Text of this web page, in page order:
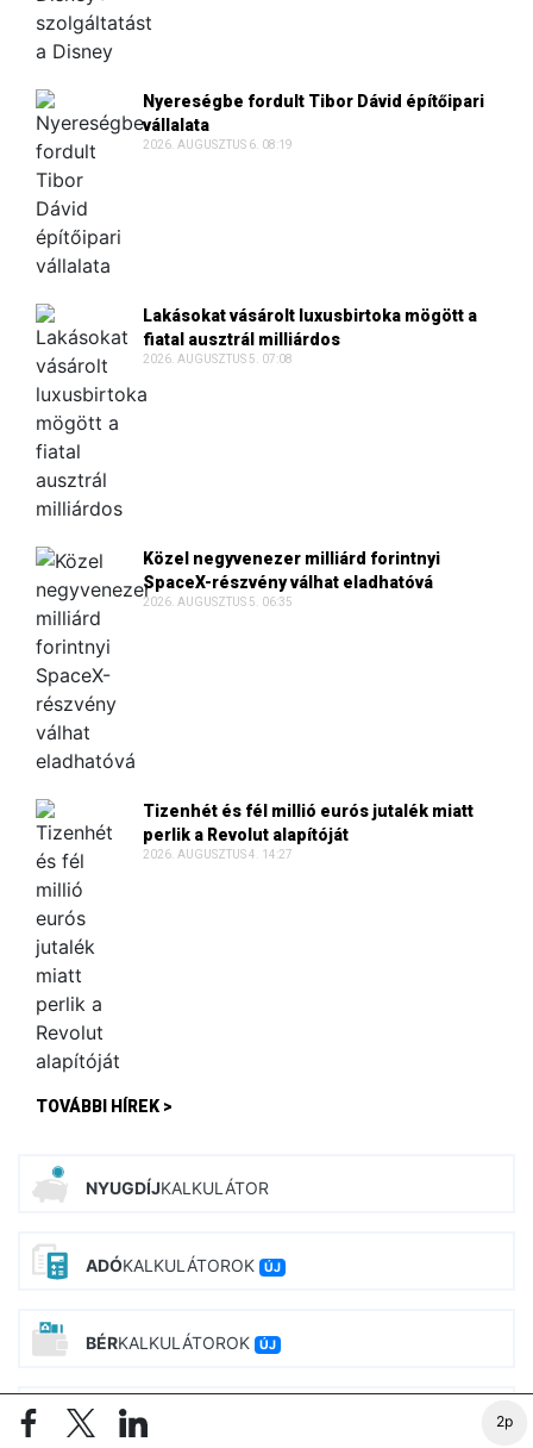
2p
Nyereségbe fordult Tibor Dávid építőipari
vállalata
2026. AUGUSZTUS 6. 08:19
Lakásokat vásárolt luxusbirtoka mögött a
fiatal ausztrál milliárdos
2026. AUGUSZTUS 5. 07:08
Közel negyvenezer milliárd forintnyi
SpaceX-részvény válhat eladhatóvá
2026. AUGUSZTUS 5. 06:35
Tizenhét és fél millió eurós jutalék miatt
perlik a Revolut alapítóját
2026. AUGUSZTUS 4. 14:27
TOVÁBBI HÍREK >
NYUGDÍJKALKULÁTOR
ADÓKALKULÁTOROK ÚJ
BÉRKALKULÁTOROK ÚJ
CSALÁD